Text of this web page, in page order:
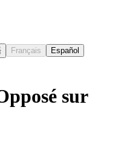
Français
Español
sur